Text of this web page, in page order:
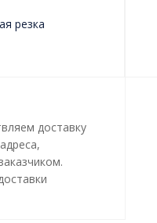
резка
доставку